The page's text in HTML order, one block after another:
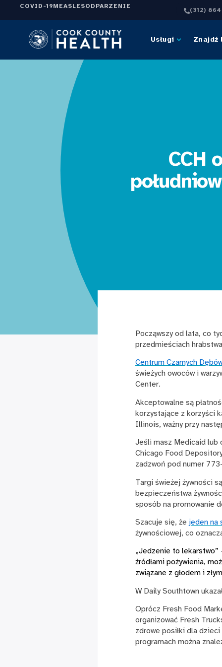
COVID-19MEASLESODPARZENIE
(312)
Usługi Znajdź
CCH
Począwszy od lata, co
przedmieściach
Centrum Czarnych
świeżych owoców i
Center.
Akceptowalne są
korzystające z korzyści
Illinois, ważny przy
Jeśli masz Medicaid lub
Chicago Food
zadzwoń pod numer
Targi świeżej żywności
bezpieczeństwa
sposób na promowanie
Szacuje się, że jeden na
żywnościowej, co
„Jedzenie to lekarstwo”
źródłami pożywienia,
związane z głodem i
W Daily Southtown
Oprócz Fresh Food
organizować Fresh
zdrowe posiłki dla
programach można